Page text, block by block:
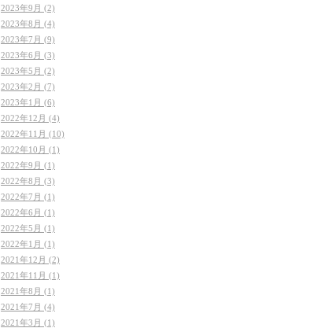
2023年9月 (2)
2023年8月 (4)
2023年7月 (9)
2023年6月 (3)
2023年5月 (2)
2023年2月 (7)
2023年1月 (6)
2022年12月 (4)
2022年11月 (10)
2022年10月 (1)
2022年9月 (1)
2022年8月 (3)
2022年7月 (1)
2022年6月 (1)
2022年5月 (1)
2022年1月 (1)
2021年12月 (2)
2021年11月 (1)
2021年8月 (1)
2021年7月 (4)
2021年3月 (1)